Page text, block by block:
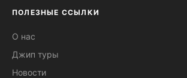
ПОЛЕЗНЫЕ ССЫЛКИ
О нас
Джип туры
Новости